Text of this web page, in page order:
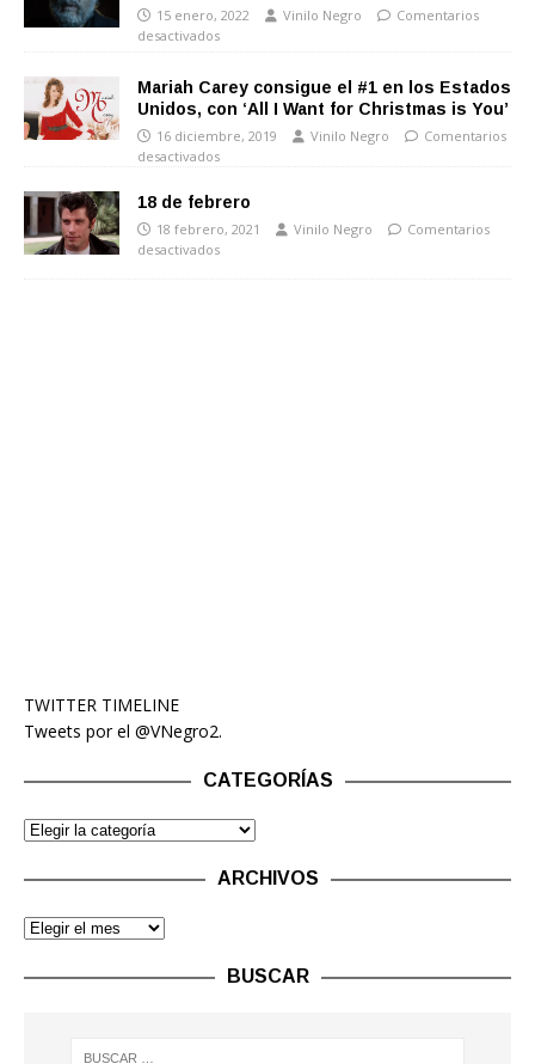
15 enero, 2022 Vinilo Negro
Comentarios
desactivados
Mariah Carey consigue el #1 en los Estados
Unidos, con ‘All I Want for Christmas is You’
16 diciembre, 2019 Vinilo Negro
Comentarios
desactivados
18 de febrero
18 febrero, 2021 Vinilo Negro
Comentarios
desactivados
TWITTER TIMELINE
Tweets por el @VNegro2.
CATEGORÍAS
ARCHIVOS
BUSCAR